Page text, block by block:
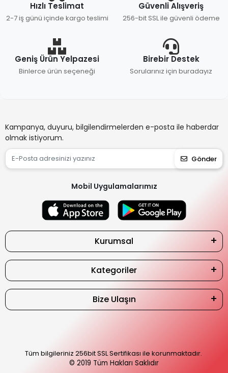
Hızlı Teslimat
2-7 iş günü içinde kargo teslimi
Güvenli Alışveriş
256-bit SSL ile güvenli ödeme
Geniş Ürün Yelpazesi
Binlerce ürün seçeneği
Birebir Destek
Sorularınız için buradayız
Kampanya, duyuru, bilgilendirmelerden e-posta ile haberdar
olmak istiyorum.
Gönder
Mobil Uygulamalarımız
Kurumsal
Kategoriler
Bize Ulaşın
Tüm bilgileriniz 256bit SSL Sertifikası ile korunmaktadır.
© 2019 Tüm Hakları Saklıdır